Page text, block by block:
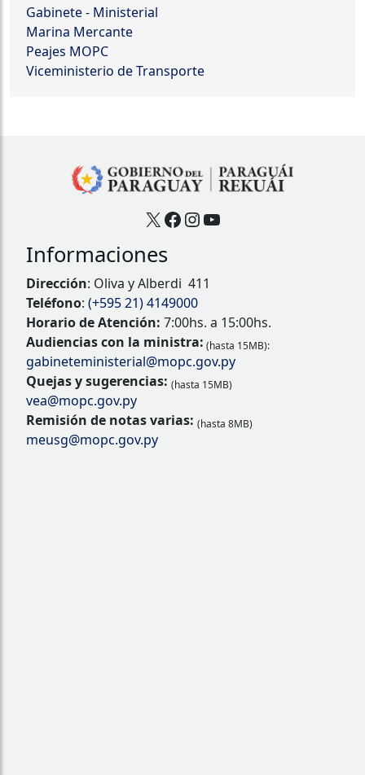
Gabinete - Ministerial
Marina Mercante
Peajes MOPC
Viceministerio de Transporte
X Facebook
Instagram
YouTube
Informaciones
Dirección: Oliva y Alberdi 411
Teléfono: (+595 21) 4149000
Horario de Atención: 7:00hs. a 15:00hs.
Audiencias con la ministra: (hasta 15MB):
gabineteministerial@mopc.gov.py
Quejas y sugerencias: (hasta 15MB)
vea@mopc.gov.py
Remisión de notas varias: (hasta 8MB)
meusg@mopc.gov.py